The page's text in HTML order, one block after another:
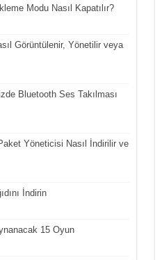
Modu Nasıl Kapatılır?
Görüntülenir, Yönetilir veya
Bluetooth Ses Takılması
Yöneticisi Nasıl İndirilir ve
İndirin
15 Oyun